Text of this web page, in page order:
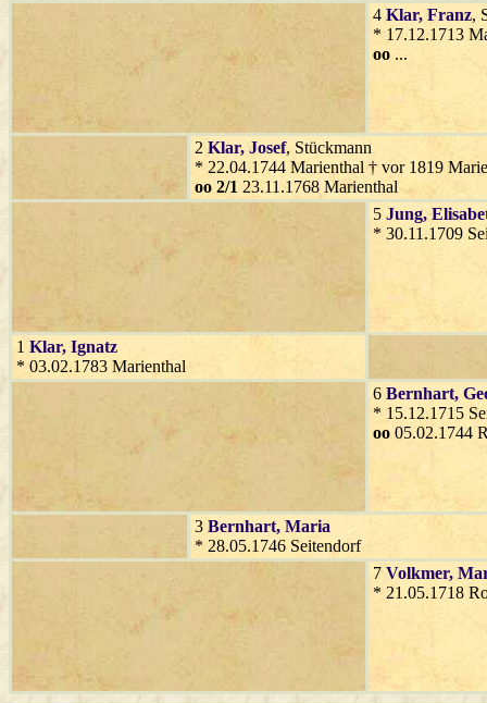
4 Klar, Franz,
* 17.12.1713
oo ...
2 Klar, Josef, Stückmann
* 22.04.1744 Marienthal † vor 1819
oo 2/1 23.11.1768 Marienthal
5 Jung,
* 30.11.1709
1 Klar, Ignatz
* 03.02.1783 Marienthal
6 Bernhart,
* 15.12.1715
oo 05.02.1744
3 Bernhart, Maria
* 28.05.1746 Seitendorf
7 Volkmer,
* 21.05.1718